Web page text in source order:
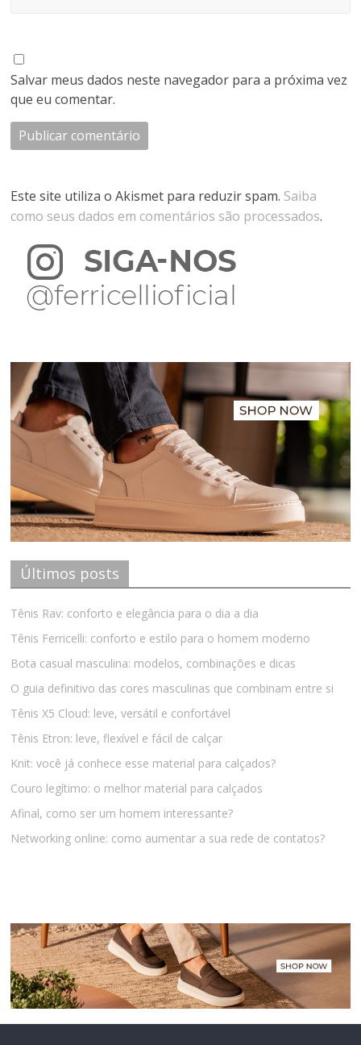
Salvar meus dados neste navegador para a próxima vez
que eu comentar.
Este site utiliza o Akismet para reduzir spam. Saiba
como seus dados em comentários são processados.
Últimos posts
Tênis Rav: conforto e elegância para o dia a dia
Tênis Ferricelli: conforto e estilo para o homem moderno
Bota casual masculina: modelos, combinações e dicas
O guia definitivo das cores masculinas que combinam entre si
Tênis X5 Cloud: leve, versátil e confortável
Tênis Etron: leve, flexível e fácil de calçar
Knit: você já conhece esse material para calçados?
Couro legítimo: o melhor material para calçados
Afinal, como ser um homem interessante?
Networking online: como aumentar a sua rede de contatos?